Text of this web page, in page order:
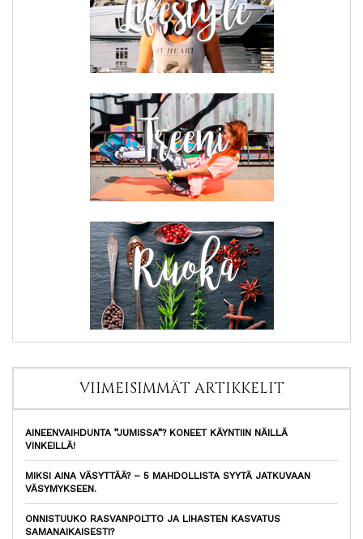
VIIMEISIMMÄT ARTIKKELIT
AINEENVAIHDUNTA ”JUMISSA”? KONEET KÄYNTIIN NÄILLÄ
VINKEILLÄ!
MIKSI AINA VÄSYTTÄÄ? – 5 MAHDOLLISTA SYYTÄ JATKUVAAN
VÄSYMYKSEEN.
ONNISTUUKO RASVANPOLTTO JA LIHASTEN KASVATUS
SAMANAIKAISESTI?